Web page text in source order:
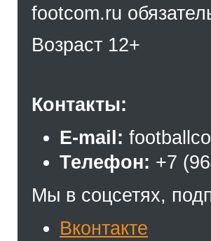
footcom.ru
Возраст 12+
Контакты:
E-mail:
Телефон: +7
Мы в соцсетях,
Вконтакте